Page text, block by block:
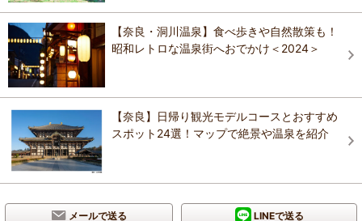
【奈良・洞川温泉】食べ歩きや自然散策も！
昭和レトロな温泉街へおでかけ＜2024＞
【奈良】日帰り観光モデルコースとおすすめ
スポット24選！マップで絶景や温泉を紹介
メールで送る LINEで送る